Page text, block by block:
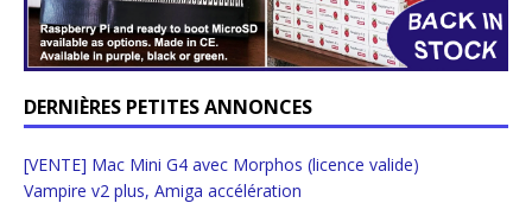
DERNIÈRES PETITES ANNONCES
[VENTE] Mac Mini G4 avec Morphos (licence valide)
Vampire v2 plus, Amiga accélération